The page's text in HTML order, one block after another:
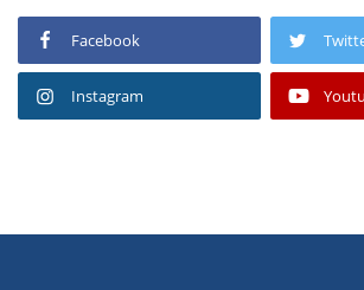
Facebook
Instagram